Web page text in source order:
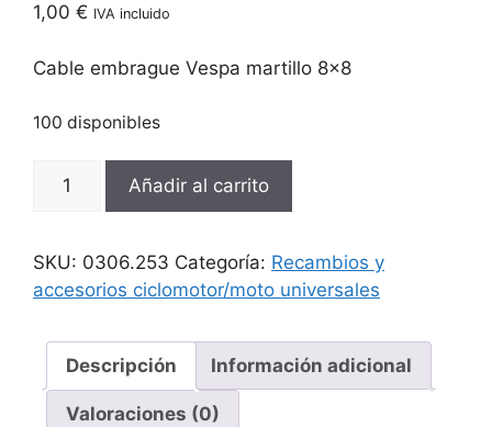
1,00 € IVA incluido
Cable embrague Vespa martillo 8×8
100 disponibles
Cable
martillo
8x8
Añadir al carrito
SKU: 0306.253 Categoría: Recambios y
accesorios ciclomotor/moto universales
Descripción Información adicional
Valoraciones (0)